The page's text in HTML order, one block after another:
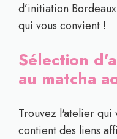
d’initiation
qui vous convient !
Sélection
au matcha
Trouvez l'atelier qui
contient des liens